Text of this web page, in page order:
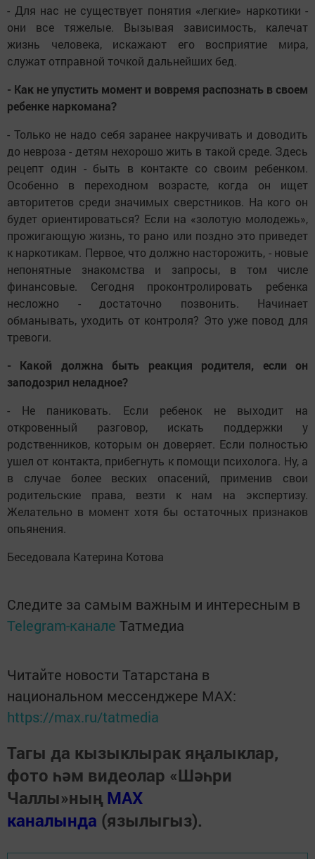
- Для нас не существует понятия «легкие» наркотики -
они все тяжелые. Вызывая зависимость, калечат
жизнь человека, искажают его восприятие мира,
служат отправной точкой дальнейших бед.
- Как не упустить момент и вовремя распознать в своем
ребенке наркомана?
- Только не надо себя заранее накручивать и доводить
до невроза - детям нехорошо жить в такой среде. Здесь
рецепт один - быть в контакте со своим ребенком.
Особенно в переходном возрасте, когда он ищет
авторитетов среди значимых сверстников. На кого он
будет ориентироваться? Если на «золотую молодежь»,
прожигающую жизнь, то рано или поздно это приведет
к наркотикам. Первое, что должно насторожить, - новые
непонятные знакомства и запросы, в том числе
финансовые. Сегодня проконтролировать ребенка
несложно - достаточно позвонить. Начинает
обманывать, уходить от контроля? Это уже повод для
тревоги.
- Какой должна быть реакция родителя, если он
заподозрил неладное?
- Не паниковать. Если ребенок не выходит на
откровенный разговор, искать поддержки у
родственников, которым он доверяет. Если полностью
ушел от контакта, прибегнуть к помощи психолога. Ну, а
в случае более веских опасений, применив свои
родительские права, везти к нам на экспертизу.
Желательно в момент хотя бы остаточных признаков
опьянения.
Беседовала Катерина Котова
Следите за самым важным и интересным в
Telegram-канале Татмедиа
Читайте новости Татарстана в
национальном мессенджере MАХ:
https://max.ru/tatmedia
Тагы да кызыклырак яңалыклар,
фото һәм видеолар «Шәһри
Чаллы»ның MAX
каналында (язылыгыз).